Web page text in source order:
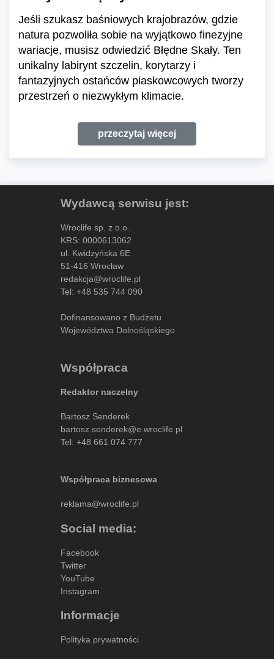
Jeśli szukasz baśniowych krajobrazów, gdzie
natura pozwoliła sobie na wyjątkowo finezyjne
wariacje, musisz odwiedzić Błędne Skały. Ten
unikalny labirynt szczelin, korytarzy i
fantazyjnych ostańców piaskowcowych tworzy
przestrzeń o niezwykłym klimacie.
przeczytaj więcej
Wydawcą serwisu jest:
Wroclife sp. z o.o.
KRS: 0000613062
ul. Kwidzyńska 6E
51-416 Wrocław
redakcja@wroclife.pl
Tel: +48 535 744 090
Dofinansowano z Budżetu
Województwa Dolnośląskiego
Współpraca
Redaktor naczelny
Bartosz Senderek
bartosz.senderek@e.wroclife.pl
Tel: +48 661 074 777
Współpraca biznesowa
reklama@wroclife.pl
Social media:
Facebook
Twitter
YouTube
Instagram
Informacje
Polityka prywatności